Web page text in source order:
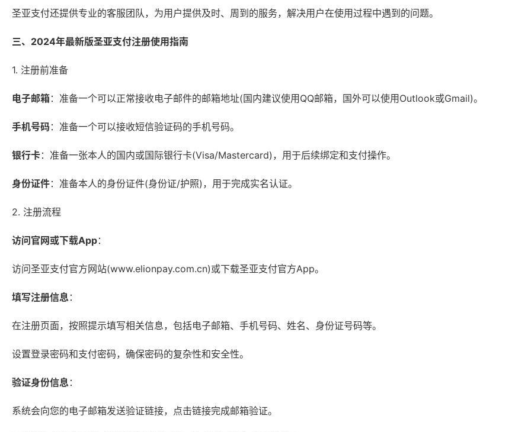
圣亚支付还提供专业的客服团队，为用户提供及时、周到的服务，解决用户在使用过程中遇到的问题。
三、2024年最新版圣亚支付注册使用指南
1. 注册前准备
电子邮箱：准备一个可以正常接收电子邮件的邮箱地址(国内建议使用QQ邮箱，国外可以使用Outlook或Gmail)。
手机号码 ：准备一个可以接收短信验证码的手机号码。
银行卡：准备一张本人的国内或国际银行卡(Visa/Mastercard)，用于后续绑定和支付操作。
身份证件：准备本人的身份证件(身份证/护照)，用于完成实名认证。
2. 注册流程
访问官网或下载App：
访问圣亚支付官方网站(www.elionpay.com.cn)或下载圣亚支付官方App。
填写注册信息 ：
在注册页面，按照提示填写相关信息，包括电子邮箱、手机号码、姓名、身份证号码等。
设置登录密码和支付密码，确保密码的复杂性和安全性。
验证身份信息 ：
系统会向您的电子邮箱发送验证链接，点击链接完成邮箱验证。